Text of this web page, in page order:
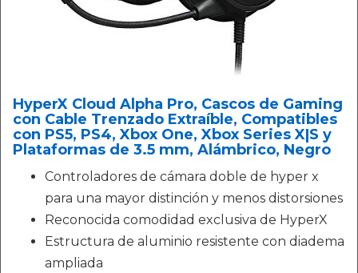
HyperX Cloud Alpha Pro, Cascos de Gaming
con Cable Trenzado Extraíble, Compatibles
con PS5, PS4, Xbox One, Xbox Series X|S y
Plataformas de 3.5 mm, Alámbrico, Negro
Controladores de cámara doble de hyper x
para una mayor distinción y menos distorsiones
Reconocida comodidad exclusiva de HyperX
Estructura de aluminio resistente con diadema
ampliada